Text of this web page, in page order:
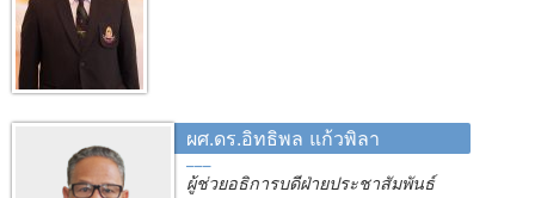
ผศ.ดร.อิทธิพล แก้วพิลา
ผู้ช่วยอธิการบดีฝ่ายประชาสัมพันธ์